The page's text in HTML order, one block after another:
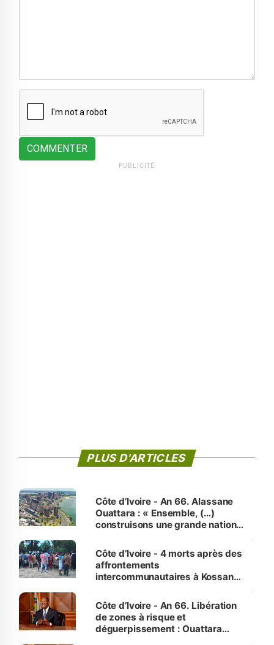
COMMENTER
PUBLICITÉ
PLUS D'ARTICLES
Côte d’Ivoire - An 66. Alassane
Ouattara : « Ensemble, (…)
construisons une grande nation
générations futures »
Côte d’Ivoire - 4 morts après des
affrontements
intercommunautaires à Kossandji
milieu des sinistrés
Côte d’Ivoire - An 66. Libération
de zones à risque et
déguerpissement : Ouattara